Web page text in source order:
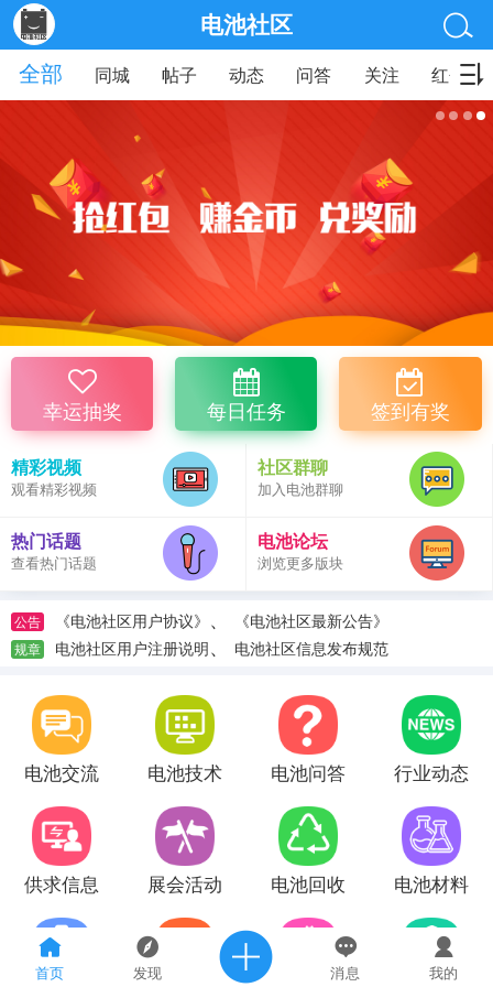
首页 发现 消息 我的
电池社区
全部
同城 帖子 动态 问答 关注 红包
幸运抽奖 每日任务 签到有奖
精彩视频
观看精彩视频
社区群聊
加入电池群聊
热门话题
查看热门话题
电池论坛
浏览更多版块
公告 《电池社区用户协议》 、 《电池社区最新公告》
规章 电池社区用户注册说明、 电池社区信息发布规范
电池交流 电池技术 电池问答 行业动态
供求信息 展会活动 电池回收 电池材料